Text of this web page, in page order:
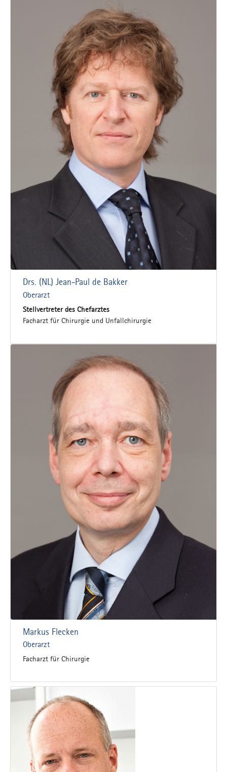
Drs. (NL) Jean-Paul de Bakker
Oberarzt
Stellvertreter des Chefarztes
Facharzt für Chirurgie und Unfallchirurgie
Markus Flecken
Oberarzt
Facharzt für Chirurgie